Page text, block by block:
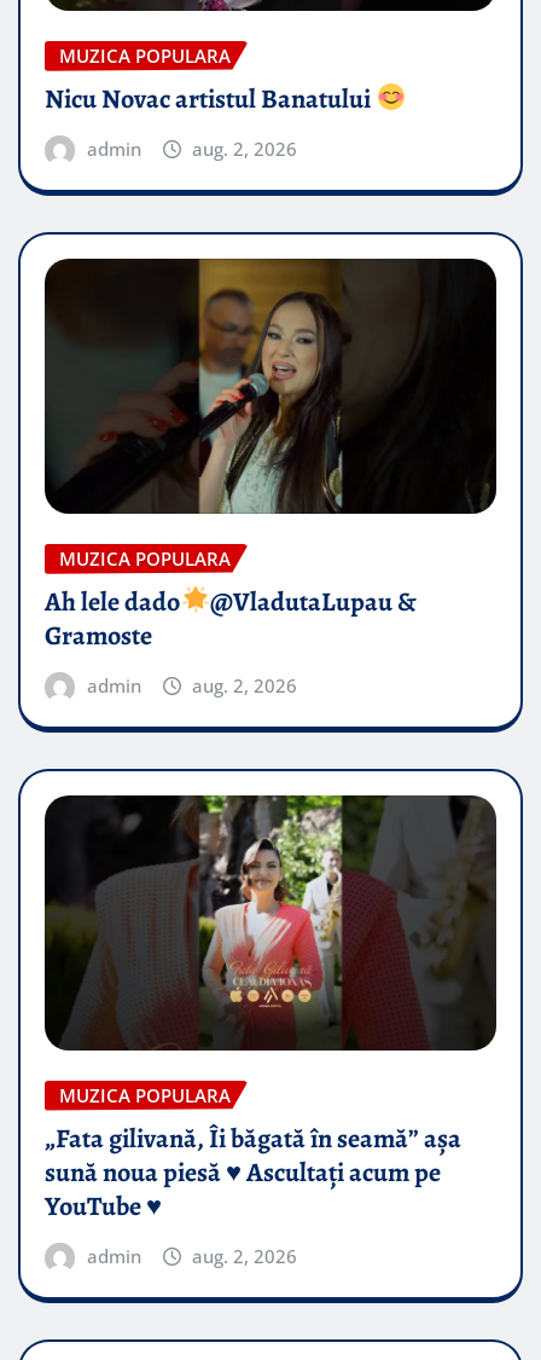
MUZICA POPULARA
Nicu Novac artistul Banatului
admin aug. 2, 2026
MUZICA POPULARA
Ah lele dado​
@VladutaLupau &
Gramoste
admin aug. 2, 2026
MUZICA POPULARA
„Fata gilivană, Îi băgată în seamă” așa
sună noua piesă ♥️ Ascultați acum pe
YouTube ♥️
admin aug. 2, 2026